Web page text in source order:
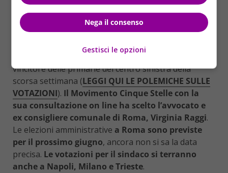
Con la vittoria diBertolaso, il centro destra di Roma
ha il suo candidato e ancheGiorgia Meloni
pensando di scendere in campo. Gli altri partiti
hanno in corsa i loro esponenti:
il Pd il vice
presidente della Camera Roberto Giachetti
vincitore delle primarie del centro sinistra della
scorsa settimana (LEGGI QUI LE POLEMICHE SULLE
VOTAZIONI). Il Movimento Cinque Stelle con la
sua consultazione on line ha scelto l’avvocato e
ex consigliere comunale di Roma, Virginia Raggi.
Le elezioni amministrative a Roma sono previste
per il prossimo giugno, ancora non si sa la data
precisa. Le votazioni per il sindaco si terranno
anche a Napoli, Milano e Trieste.
Nega il consenso
Gestisci le opzioni